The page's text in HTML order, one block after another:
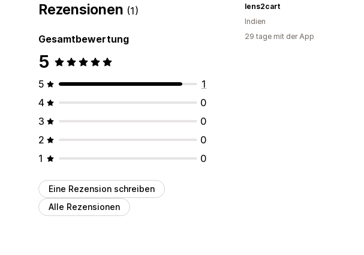
Rezensionen (1)
Gesamtbewertung
5
5
1
4
0
3
0
2
0
1
0
Eine Rezension schreiben
Alle Rezensionen
lens2cart
Indien
29 tage mit der App